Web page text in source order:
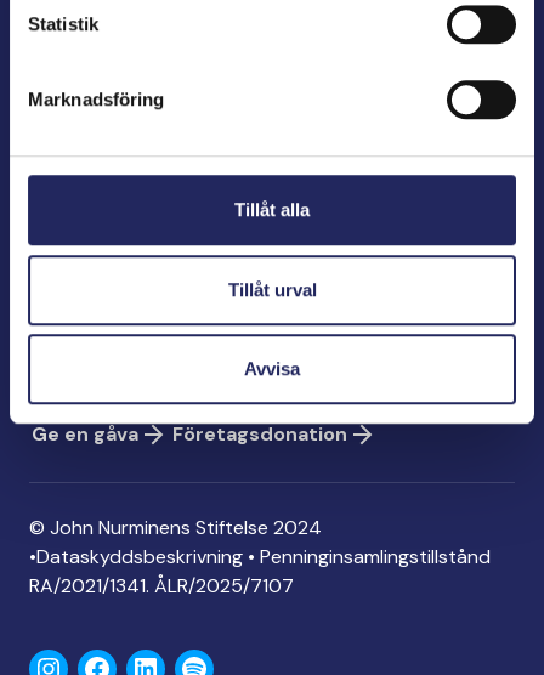
Statistik
Marknadsföring
Tillåt alla
Tillåt urval
Avvisa
kulturens väktare och utgivare av marin litteratur.
Bölegatan 2
00240 Helsingfors
Kontaktinformation
Ge en gåva
Ge en gåva
Företagsdonation
© John Nurminens Stiftelse 2024
•Dataskyddsbeskrivning • Penninginsamlingstillstånd
RA/2021/1341. ÅLR/2025/7107